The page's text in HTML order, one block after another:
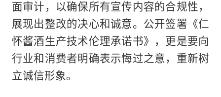
面审计，以确保所有宣传内容的合规性，
展现出整改的决心和诚意。公开签署《仁
怀酱酒生产技术伦理承诺书》，更是要向
行业和消费者明确表示悔过之意，重新树
立诚信形象。